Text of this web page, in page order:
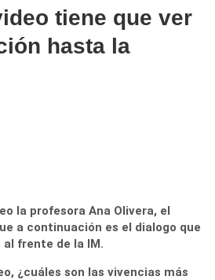
tiene que ver
hasta la
la profesora Ana Olivera, el
a continuación es el dialogo que
frente de la IM.
¿cuáles son las vivencias más